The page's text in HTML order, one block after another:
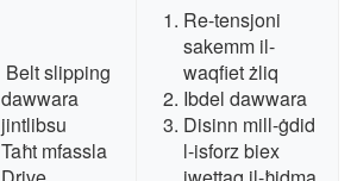
Belt slipping
dawwara
jintlibsu
Taħt mfassla
Re-tensjoni
sakemm il-
waqfiet żliq
Ibdel dawwara
Disinn mill-ġdid
l-isforz biex